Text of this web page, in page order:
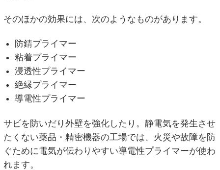
そのほかの効果には、次のようなものがあります。
防錆プライマー
粘着プライマー
浸透性プライマー
絶縁プライマー
導電性プライマー
サビを防いだり外壁を強化したり。静電気を発生させ
たくない薬品・精密機器の工場では、火災や故障を防
ぐために電気が伝わりやすい導電性プライマーが使わ
れます。